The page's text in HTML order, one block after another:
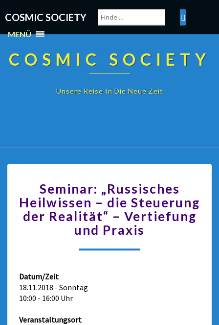
COSMIC SOCIETY
MENÜ
COSMIC SOCIETY
Unsere Reise In Die Neue Zeit
Seminar: „Russisches
Heilwissen – die Steuerung
der Realität“ – Vertiefung
und Praxis
Datum/Zeit
18.11.2018 - Sonntag
10:00 - 16:00 Uhr
Veranstaltungsort